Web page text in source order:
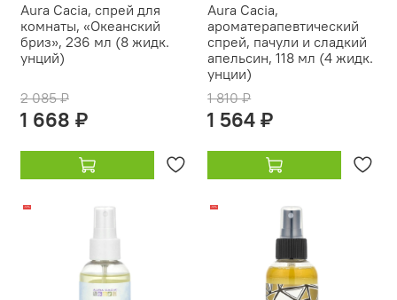
Aura Cacia, спрей для
комнаты, «Океанский
бриз», 236 мл (8 жидк.
унций)
2 085 ₽
1 668 ₽
Aura Cacia,
ароматерапевтический
спрей, пачули и сладкий
апельсин, 118 мл (4 жидк.
унции)
1 810 ₽
1 564 ₽
-14% -19%